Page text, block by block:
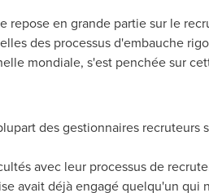
repose en grande partie sur le
des processus d'embauche
mondiale, s'est penchée sur
des gestionnaires recruteurs
avec leur processus de
avait déjà engagé quelqu'un qui